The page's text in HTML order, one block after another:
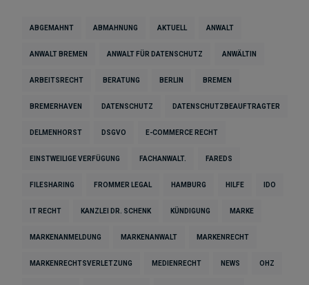
ABGEMAHNT ABMAHNUNG AKTUELL ANWALT
ANWALT BREMEN ANWALT FÜR DATENSCHUTZ ANWÄLTIN
ARBEITSRECHT BERATUNG BERLIN BREMEN
BREMERHAVEN DATENSCHUTZ DATENSCHUTZBEAUFTRAGTER
DELMENHORST DSGVO E-COMMERCE RECHT
EINSTWEILIGE VERFÜGUNG FACHANWALT. FAREDS
FILESHARING FROMMER LEGAL HAMBURG HILFE IDO
IT RECHT KANZLEI DR. SCHENK KÜNDIGUNG MARKE
MARKENANMELDUNG MARKENANWALT MARKENRECHT
MARKENRECHTSVERLETZUNG MEDIENRECHT NEWS OHZ